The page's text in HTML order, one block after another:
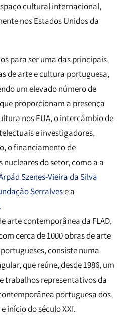
cultural internacional,
nos Estados Unidos da
para ser uma das principais
de arte e cultura portuguesa,
um elevado número de
proporcionam a presença
nos EUA, o intercâmbio de
e investigadores,
o financiamento de
nucleares do setor, como a a
Szenes-Vieira da Silva
Serralvese a
arte contemporânea da FLAD,
cerca de 1000 obras de arte
consiste numa
que reúne, desde 1986, um
trabalhos representativos da
portuguesa dos
início do século XXI.